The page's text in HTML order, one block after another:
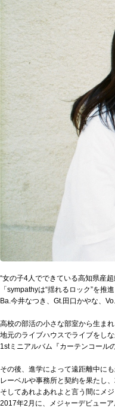
“女の子4人でできている高知県産超
「sympathyは“揺れるロック”を推進
Ba.今井なつき、Gt.田口かやな、
高校の部活の小さな部室から生ま
地元のライブハウスでライブをし
1stミニアルバム『カーテンコール
その後、進学によって遠距離中にも
レーベルや事務所と契約を果たし
そしてあれよあれよと言う間にメジ
2017年2月に、メジャーデビュー